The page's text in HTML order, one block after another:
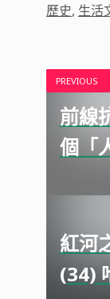
歷史, 生活
PREVIOUS
前線
個「
紅河
(34)